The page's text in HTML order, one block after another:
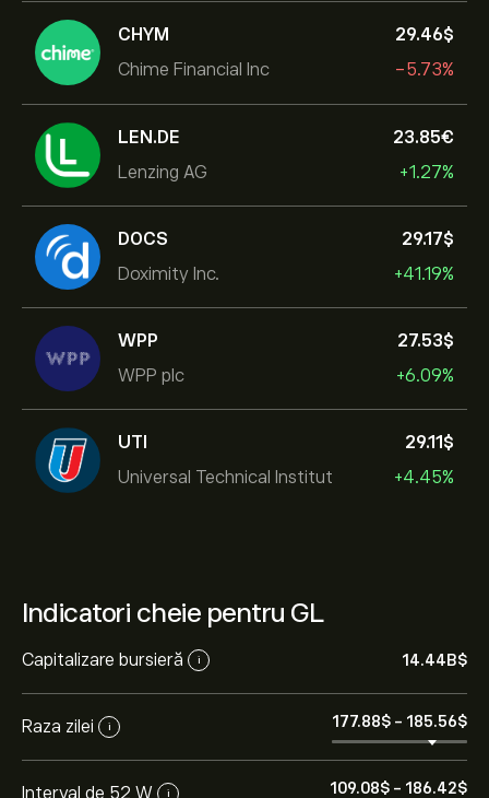
CHYM
Chime Financial Inc
29.46‎$‎
-5.73%
LEN.DE
Lenzing AG
23.85‎€‎
+1.27%
DOCS
Doximity Inc.
29.17‎$‎
+41.19%
WPP
WPP plc
27.53‎$‎
+6.09%
UTI
Universal Technical Institut
29.11‎$‎
+4.45%
Indicatori cheie pentru GL
Capitalizare bursieră i 14.44B‎$‎
Raza zilei i 177.88‎$‎ - 185.56‎$‎
Interval de 52 W i 109.08‎$‎ - 186.42‎$‎